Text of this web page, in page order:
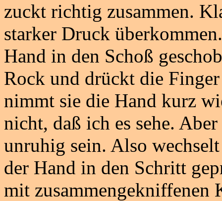
zuckt richtig zusammen.
starker Druck
Hand in den Schoß
Rock und drückt die
nimmt sie die Hand kurz
nicht, daß ich es sehe.
unruhig sein. Also
der Hand in den Schritt
mit zusammengekniffenen